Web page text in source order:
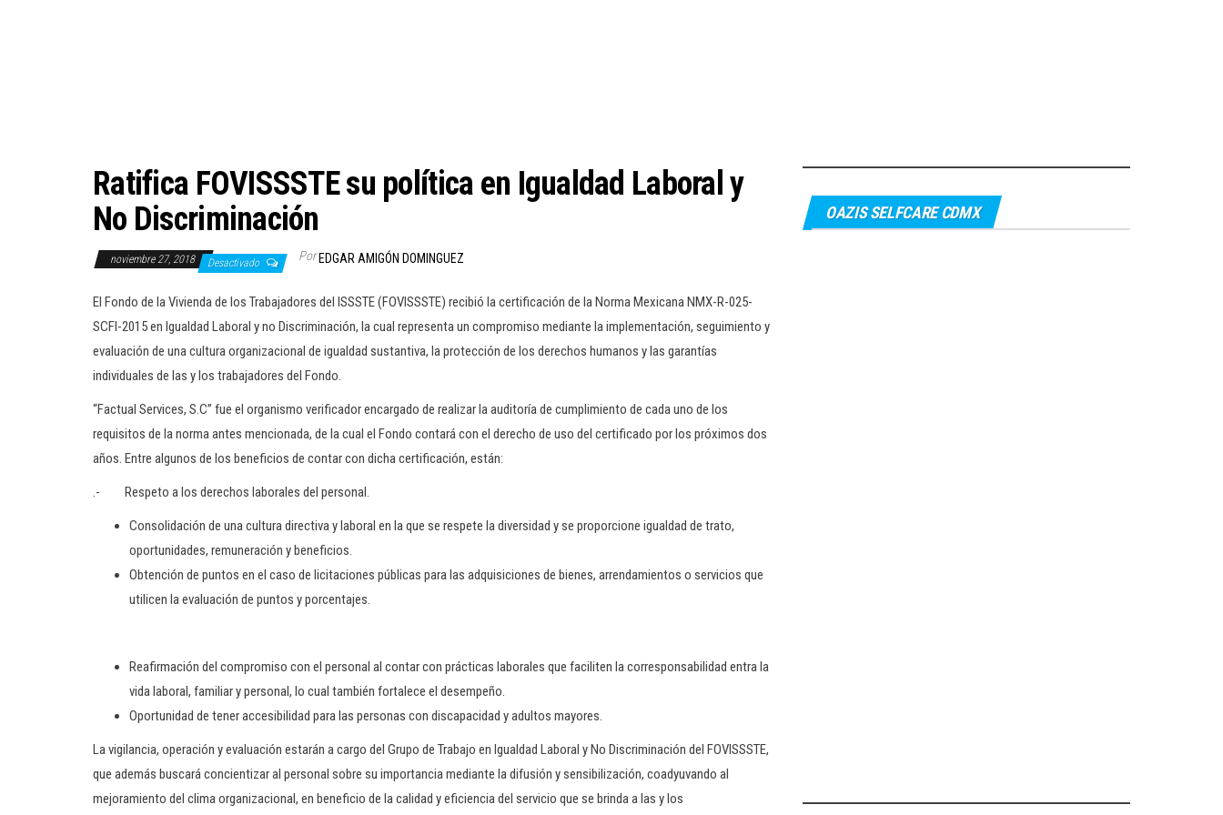
Ratifica FOVISSSTE su política en Igualdad Laboral y
No Discriminación
noviembre 27, 2018 Desactivado Por EDGAR AMIGÓN DOMINGUEZ
El Fondo de la Vivienda de los Trabajadores del ISSSTE (FOVISSSTE) recibió la certificación de la Norma Mexicana NMX-R-025-
SCFI-2015 en Igualdad Laboral y no Discriminación, la cual representa un compromiso mediante la implementación, seguimiento y
evaluación de una cultura organizacional de igualdad sustantiva, la protección de los derechos humanos y las garantías
individuales de las y los trabajadores del Fondo.
“Factual Services, S.C” fue el organismo verificador encargado de realizar la auditoría de cumplimiento de cada uno de los
requisitos de la norma antes mencionada, de la cual el Fondo contará con el derecho de uso del certificado por los próximos dos
años. Entre algunos de los beneficios de contar con dicha certificación, están:
.- Respeto a los derechos laborales del personal.
Consolidación de una cultura directiva y laboral en la que se respete la diversidad y se proporcione igualdad de trato,
oportunidades, remuneración y beneficios.
Obtención de puntos en el caso de licitaciones públicas para las adquisiciones de bienes, arrendamientos o servicios que
utilicen la evaluación de puntos y porcentajes.
Reafirmación del compromiso con el personal al contar con prácticas laborales que faciliten la corresponsabilidad entra la
vida laboral, familiar y personal, lo cual también fortalece el desempeño.
Oportunidad de tener accesibilidad para las personas con discapacidad y adultos mayores.
La vigilancia, operación y evaluación estarán a cargo del Grupo de Trabajo en Igualdad Laboral y No Discriminación del FOVISSSTE,
que además buscará concientizar al personal sobre su importancia mediante la difusión y sensibilización, coadyuvando al
mejoramiento del clima organizacional, en beneficio de la calidad y eficiencia del servicio que se brinda a las y los
OAZIS SELFCARE CDMX